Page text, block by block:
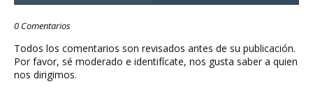
0 Comentarios
Todos los comentarios son revisados antes de su publicación.
Por favor, sé moderado e identifícate, nos gusta saber a quien
nos dirigimos.